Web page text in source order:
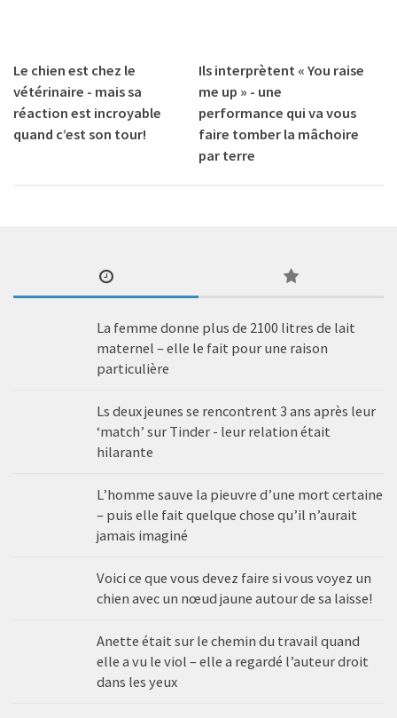
Le chien est chez le
vétérinaire - mais sa
réaction est incroyable
quand c’est son tour!
Ils interprètent « You raise
me up » - une
performance qui va vous
faire tomber la mâchoire
par terre
La femme donne plus de 2100 litres de lait
maternel – elle le fait pour une raison
particulière
Ls deux jeunes se rencontrent 3 ans après leur
‘match’ sur Tinder - leur relation était
hilarante
L’homme sauve la pieuvre d’une mort certaine
– puis elle fait quelque chose qu’il n’aurait
jamais imaginé
Voici ce que vous devez faire si vous voyez un
chien avec un nœud jaune autour de sa laisse!
Anette était sur le chemin du travail quand
elle a vu le viol – elle a regardé l’auteur droit
dans les yeux